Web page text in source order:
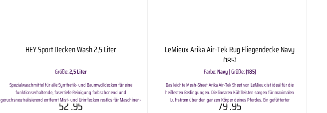
HEY Sport Decken Wash 2,5 Liter
Größe:2,5 Liter
Spezialwaschmittel für alle Synthetik- und Baumwolldecken für eine
funktionserhaltende, fasertiefe Reinigung farbschonend und
geruchsneutralisierend entfernt Mist- und Urinflecken restlos für Maschinen-
und Handwäsche geeignet Wirksames Waschmittel für Decken und andere
52.95
LeMieux Arika Air-Tek Rug Fliegendecke Navy
(185)
Farbe:Navy|Größe:(185)
Das leichte Mesh-Sheet Arika Air-Tek Sheet von LeMieux ist ideal für die
heißesten Bedingungen. Die linearen Kühlleisten sorgen für maximalen
Luftstrom über den ganzen Körper deines Pferdes. Ein gefütterter
Brustbereich mit verstellbarem Frontverschluss sorgt zusammen mit
79.95